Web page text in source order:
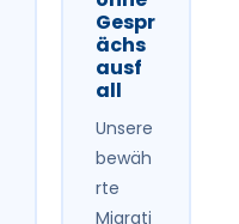
Gespr
ächs
ausf
all
Unsere
bewäh
rte
Migrati